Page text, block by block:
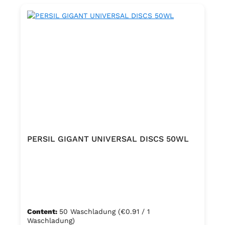
PERSIL GIGANT UNIVERSAL DISCS 50WL
Content: 50 Waschladung (€0.91 / 1
Waschladung)